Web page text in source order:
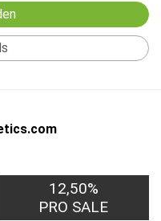
12,50%
PRO SALE